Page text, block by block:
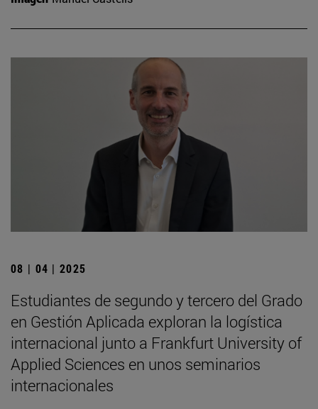
08 | 04 | 2025
Estudiantes de segundo y tercero del Grado
en Gestión Aplicada exploran la logística
internacional junto a Frankfurt University of
Applied Sciences en unos seminarios
internacionales